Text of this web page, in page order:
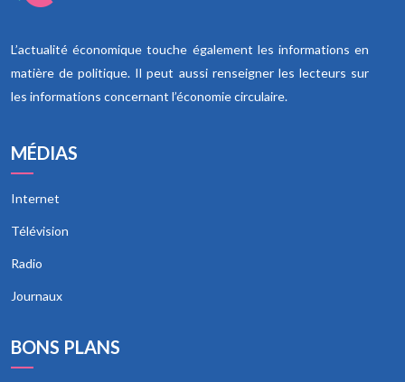
L’actualité économique touche également les informations en
matière de politique. Il peut aussi renseigner les lecteurs sur
les informations concernant l’économie circulaire.
MÉDIAS
Internet
Télévision
Radio
Journaux
BONS PLANS